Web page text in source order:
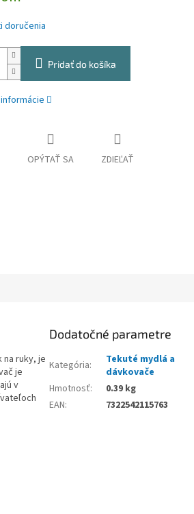
doručenia
Pridať do košíka
OPÝTAŤ SA ZDIEĽAŤ
ruky, je
je
v
Dodatočné parametre
Kategória:
Tekuté mydlá a
dávkovače
Hmotnosť:
0.39 kg
EAN: 7322542115763